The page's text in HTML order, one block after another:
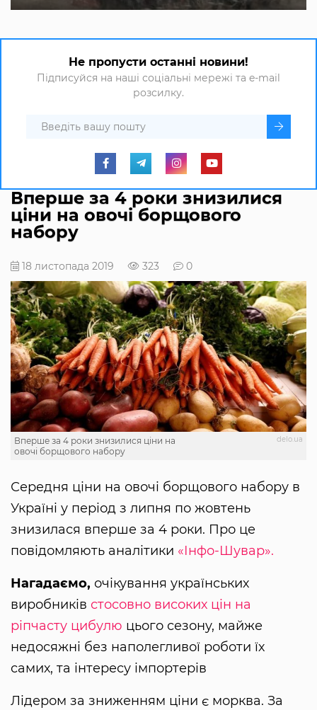
Не пропусти останні новини!
Підписуйся на наші соціальні мережі та e-mail
розсилку.
Вперше за 4 роки знизилися
ціни на овочі борщового
набору
18 листопада 2019 323 0
delo.ua
Вперше за 4 роки знизилися ціни на
овочі борщового набору
Середня ціни на овочі борщового набору в
Україні у період з липня по жовтень
знизилася вперше за 4 роки. Про це
повідомляють аналітики «Інфо-Шувар».
Нагадаємо, очікування українських
виробників стосовно високих цін на
ріпчасту цибулю цього сезону, майже
недосяжні без наполегливої роботи їх
самих, та інтересу імпортерів
Лідером за зниженням ціни є морква. За